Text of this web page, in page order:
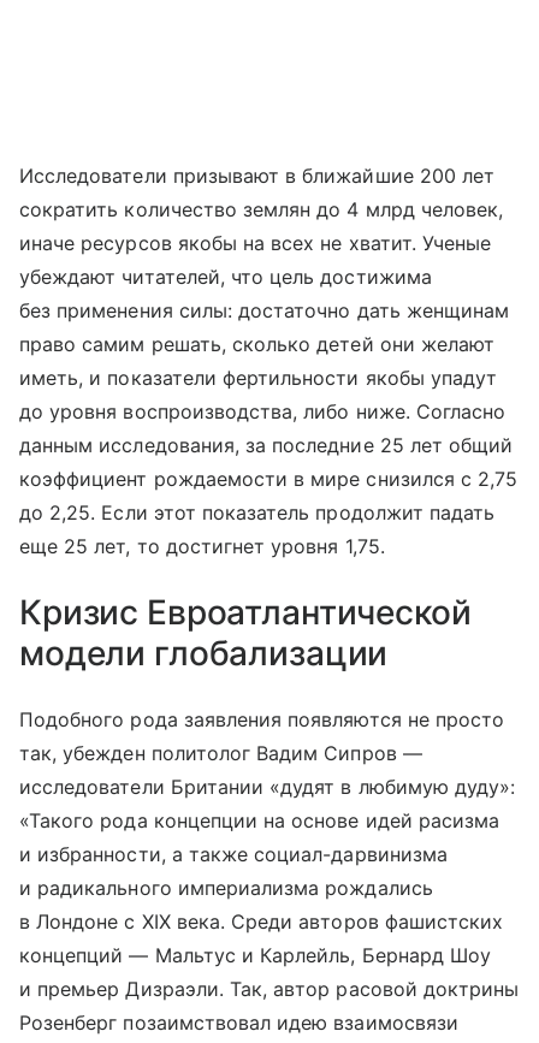
Исследователи призывают в ближайшие 200 лет
сократить количество землян до 4 млрд человек,
иначе ресурсов якобы на всех не хватит. Ученые
убеждают читателей, что цель достижима
без применения силы: достаточно дать женщинам
право самим решать, сколько детей они желают
иметь, и показатели фертильности якобы упадут
до уровня воспроизводства, либо ниже. Согласно
данным исследования, за последние 25 лет общий
коэффициент рождаемости в мире снизился с 2,75
до 2,25. Если этот показатель продолжит падать
еще 25 лет, то достигнет уровня 1,75.
Кризис Евроатлантической
модели глобализации
Подобного рода заявления появляются не просто
так, убежден политолог Вадим Сипров —
исследователи Британии «дудят в любимую дуду»:
«Такого рода концепции на основе идей расизма
и избранности, а также социал-дарвинизма
и радикального империализма рождались
в Лондоне с XIX века. Среди авторов фашистских
концепций — Мальтус и Карлейль, Бернард Шоу
и премьер Дизраэли. Так, автор расовой доктрины
Розенберг позаимствовал идею взаимосвязи